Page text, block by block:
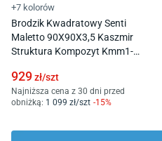
+7 kolorów
Brodzik Kwadratowy Senti
Maletto 90X90X3,5 Kaszmir
Struktura Kompozyt Kmm1-
929zł/szt
Najniższa cena z 30 dni przed
obniżką: 1 099 zł/szt -15%